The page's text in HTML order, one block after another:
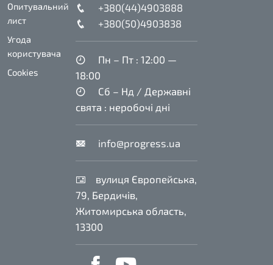
Опитувальний
лист
Угода
користувача
Cookies
+380(44)4903888
+380(50)4903838
Пн – Пт : 12:00 —
18:00
Сб – Нд / Державні
свята : неробочі дні
info@progress.ua
вулиця Європейська,
79, Бердичів,
Житомирська область,
13300